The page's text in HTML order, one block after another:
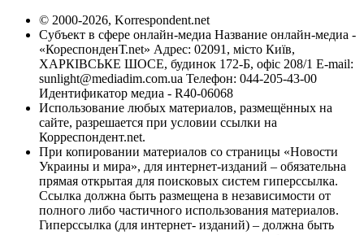
© 2000-2026, Korrespondent.net
Субъект в сфере онлайн-медиа Название онлайн-медиа -
«КореспонденТ.net» Адрес: 02091, місто Київ,
ХАРКІВСЬКЕ ШОСЕ, будинок 172-Б, офіс 208/1 E-mail:
sunlight@mediadim.com.ua Телефон: 044-205-43-00
Идентификатор медиа - R40-06068
Использование любых материалов, размещённых на
сайте, разрешается при условии ссылки на
Корреспондент.net.
При копировании материалов со страницы «Новости
Украины и мира», для интернет-изданий – обязательна
прямая открытая для поисковых систем гиперссылка.
Ссылка должна быть размещена в независимости от
полного либо частичного использования материалов.
Гиперссылка (для интернет- изданий) – должна быть